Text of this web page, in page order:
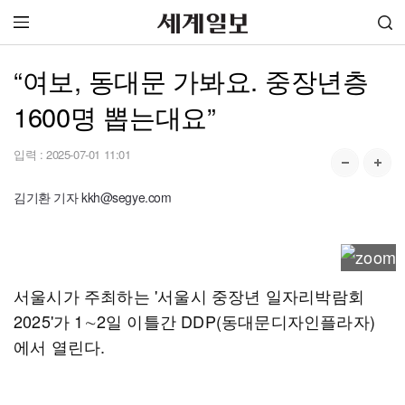
“여보, 동대문 가봐요. 중장년층
1600명 뽑는대요”
입력 : 2025-07-01 11:01
김기환 기자 kkh@segye.com
서울시가 주최하는 '서울시 중장년 일자리박람회
2025'가 1∼2일 이틀간 DDP(동대문디자인플라자)
에서 열린다.